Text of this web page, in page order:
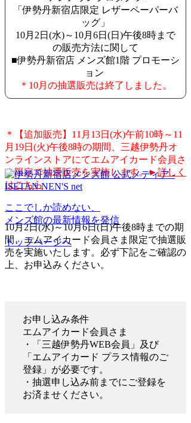
「伊勢丹新宿店限定 レザーペーパーバ
ッグ」
10月2日(水)～10月6日(日)午後8時まで
の販売方法に関して
■伊勢丹新宿店 メンズ館1階 プロモーシ
ョン
＊10月の抽選販売は終了しました。
＊【追加販売】11月13日(水)午前10時～11
月19日(火)午後8時の期間、三越伊勢丹オ
ンラインストアにてエムアイカード会員さ
ま限定で抽選販売を実施します。►詳しく
はこちら
10月2日(水)～10月6日(日)午後8時までの期
間、エムアイカード会員さま限定で抽選販
売を実施いたします。必ず下記をご確認の
上、お申込みください。
お申し込み条件
エムアイカード会員さま
・「三越伊勢丹WEB会員」及び
「エムアイカード プラス情報のご
登録」が必要です。
・抽選申し込み前までにご登録を
お済ませください。
ここでしか読めない、
メンズ館の最新情報を発信
トップページへ